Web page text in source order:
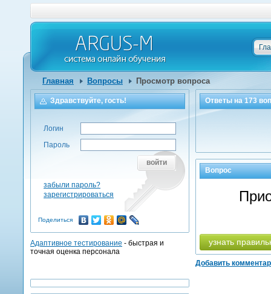
Главная Вопросы Просмотр вопроса
Ответы на173
Вопрос
узнать
Добавить
Здравствуйте, гость!
Логин
Пароль
войти
забыли пароль?
зарегистрироваться
Поделиться
Адаптивное тестирование - быстрая и
точная оценка персонала